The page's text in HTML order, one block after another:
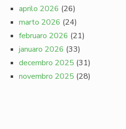
aprilo 2026 (26)
marto 2026 (24)
februaro 2026 (21)
januaro 2026 (33)
decembro 2025 (31)
novembro 2025 (28)